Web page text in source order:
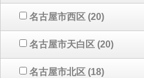
名古屋市西区 (20)
名古屋市天白区 (20)
名古屋市北区 (18)